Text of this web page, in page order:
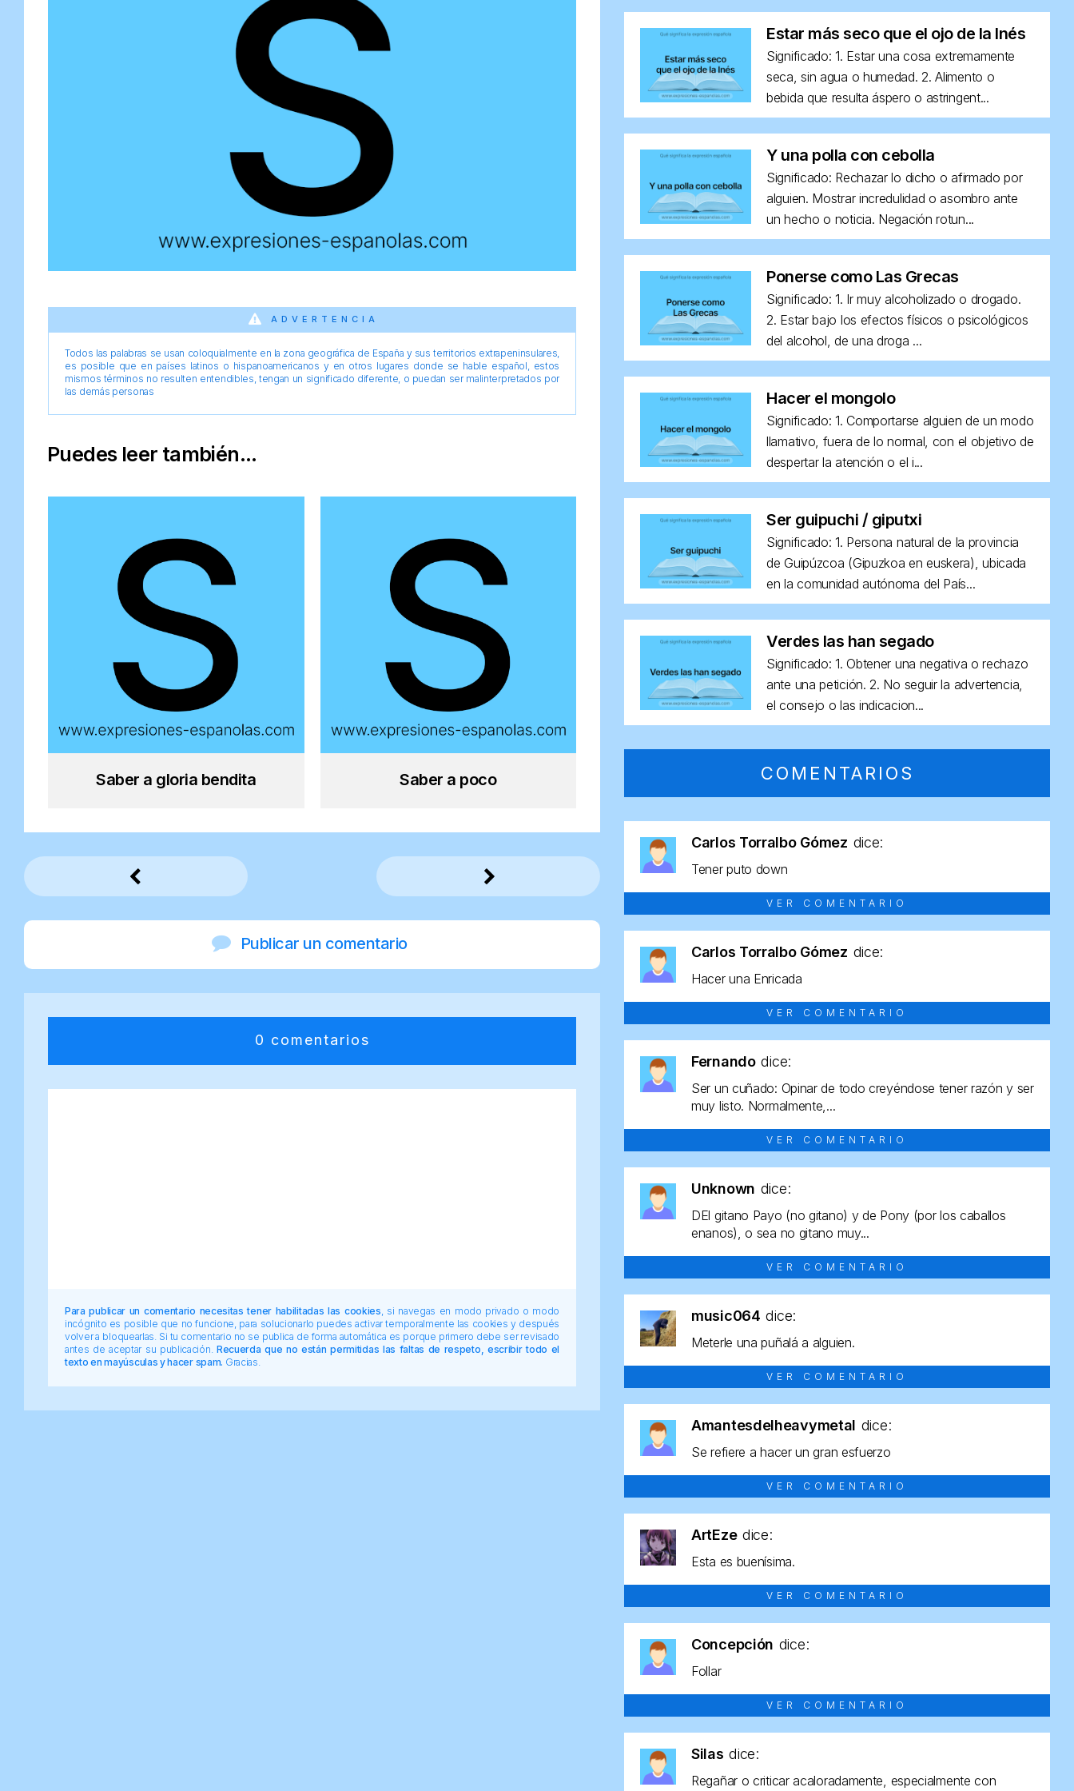
ADVERTENCIA
Todos las palabras se usan coloquialmente en la zona geográfica de España y sus territorios extrapeninsulares,
es posible que en países latinos o hispanoamericanos y en otros lugares donde se hable español, estos
mismos términos no resulten entendibles, tengan un significado diferente, o puedan ser malinterpretados por
las demás personas
Puedes leer también...
Saber a gloria bendita Saber a poco
Publicar un comentario
0 comentarios
Para publicar un comentario necesitas tener habilitadas las cookies , si navegas en modo privado o modo
incógnito es posible que no funcione, para solucionarlo puedes activar temporalmente las cookies y después
volver a bloquearlas. Si tu comentario no se publica de forma automática es porque primero debe ser revisado
antes de aceptar su publicación. Recuerda que no están permitidas las faltas de respeto, escribir todo el
texto en mayúsculas y hacer spam. Gracias.
Estar más seco que el ojo de la Inés
Significado: 1. Estar una cosa extremamente
seca, sin agua o humedad. 2. Alimento o
bebida que resulta áspero o astringent...
Y una polla con cebolla
Significado: Rechazar lo dicho o afirmado por
alguien. Mostrar incredulidad o asombro ante
un hecho o noticia. Negación rotun...
Ponerse como Las Grecas
Significado: 1. Ir muy alcoholizado o drogado.
2. Estar bajo los efectos físicos o psicológicos
del alcohol, de una droga ...
Hacer el mongolo
Significado: 1. Comportarse alguien de un modo
llamativo, fuera de lo normal, con el objetivo de
despertar la atención o el i...
Ser guipuchi / giputxi
Significado: 1. Persona natural de la provincia
de Guipúzcoa (Gipuzkoa en euskera), ubicada
en la comunidad autónoma del País...
Verdes las han segado
Significado: 1. Obtener una negativa o rechazo
ante una petición. 2. No seguir la advertencia,
el consejo o las indicacion...
COMENTARIOS
Carlos Torralbo Gómez dice:
Tener puto down
VER COMENTARIO
Carlos Torralbo Gómez dice:
Hacer una Enricada
VER COMENTARIO
Fernando dice:
Ser un cuñado: Opinar de todo creyéndose tener razón y ser
muy listo. Normalmente,...
VER COMENTARIO
Unknown dice:
DEl gitano Payo (no gitano) y de Pony (por los caballos
enanos), o sea no gitano muy...
VER COMENTARIO
music064 dice:
Meterle una puñalá a alguien.
VER COMENTARIO
Amantesdelheavymetal dice:
Se refiere a hacer un gran esfuerzo
VER COMENTARIO
ArtEze dice:
Esta es buenísima.
VER COMENTARIO
Concepción dice:
Follar
VER COMENTARIO
Silas dice:
Regañar o criticar acaloradamente, especialmente con